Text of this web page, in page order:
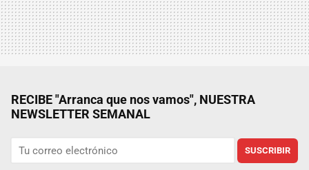
RECIBE "Arranca que nos vamos", NUESTRA
NEWSLETTER SEMANAL
SUSCRIBIR